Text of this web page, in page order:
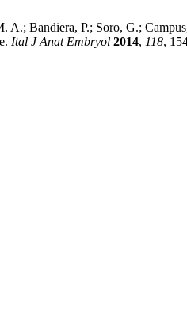
Bandiera, P.; Soro, G.;
Ital J Anat Embryol 2014, 118,